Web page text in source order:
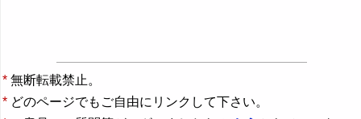
* 無断転載禁止。
* どのページでもご自由にリンクして下さい。